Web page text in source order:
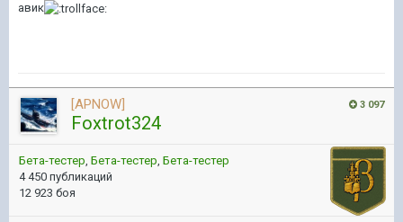
авик
3 097
[APNOW]
Foxtrot324
Бета-тестер, Бета-тестер, Бета-тестер
4 450 публикаций
12 923 боя